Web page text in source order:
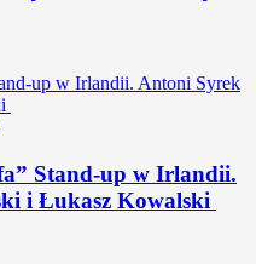
Stand-up w Irlandii.
i Łukasz Kowalski